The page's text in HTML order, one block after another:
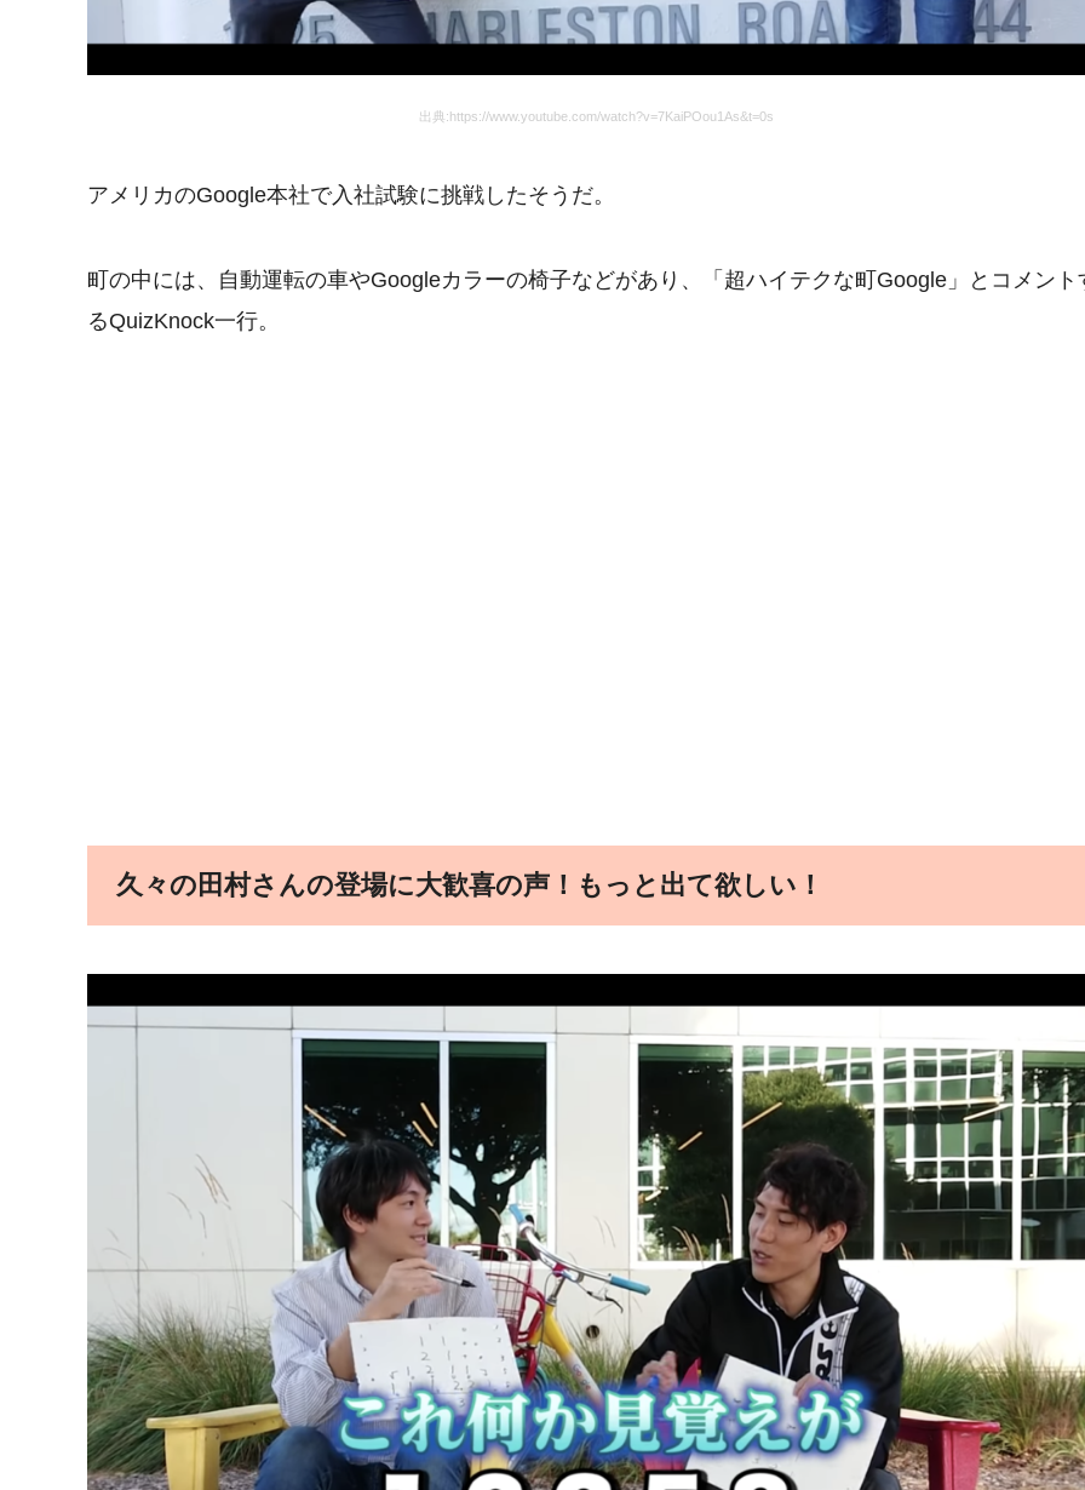
出典:https://www.youtube.com/watch?v=7KaiPOou1As&t=0s
アメリカのGoogle本社で入社試験に挑戦したそうだ。
町の中には、自動運転の車やGoogleカラーの椅子などがあり、「超ハイテクな町Google」とコメント
るQuizKnock一行。
久々の田村さんの登場に大歓喜の声！もっと出て欲しい！